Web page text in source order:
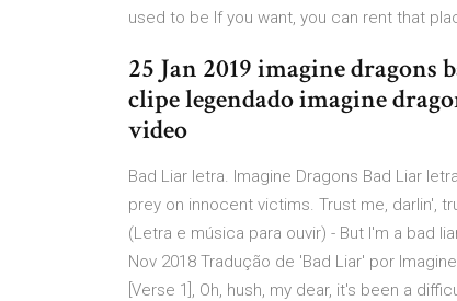
used to be If you want, you can rent that
25 Jan 2019 imagine
clipe legendado imagine
video
Bad Liar letra. Imagine Dragons Bad Liar
prey on innocent victims. Trust me, darlin',
(Letra e música para ouvir) - But I'm a bad
Nov 2018 Tradução de 'Bad Liar' por
[Verse 1], Oh, hush, my dear, it's been a